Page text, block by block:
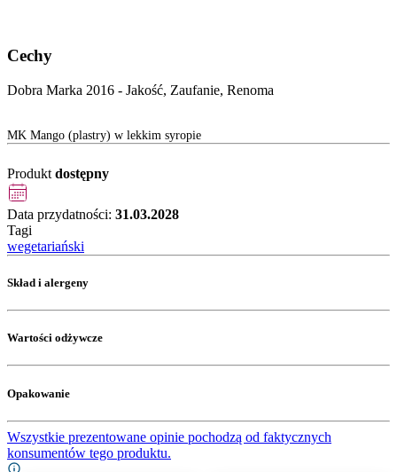
Cechy
Dobra Marka 2016 - Jakość, Zaufanie, Renoma
MK Mango (plastry) w lekkim syropie
Produkt dostępny
Data przydatności: 31.03.2028
Tagi
wegetariański
Skład i alergeny
Wartości odżywcze
Opakowanie
Wszystkie prezentowane opinie pochodzą od faktycznych
konsumentów tego produktu.